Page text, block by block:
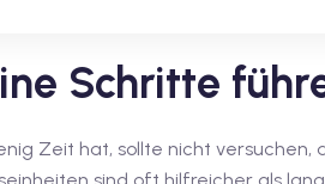
Schritte
Zeit hat, sollte nicht versuchen,